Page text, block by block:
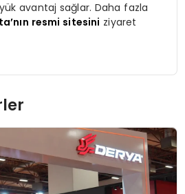
avantaj sağlar. Daha fazla
resmi sitesini ziyaret